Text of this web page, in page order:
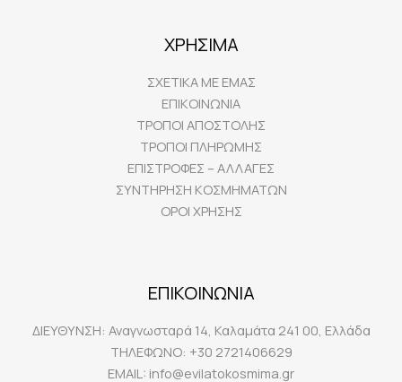
ΧΡΗΣΙΜΑ
ΣΧΕΤΙΚΑ ΜΕ ΕΜΑΣ
ΕΠΙΚΟΙΝΩΝΙΑ
ΤΡΟΠΟΙ ΑΠΟΣΤΟΛΗΣ
ΤΡΟΠΟΙ ΠΛΗΡΩΜΗΣ
ΕΠΙΣΤΡΟΦΕΣ – ΑΛΛΑΓΕΣ
ΣΥΝΤΗΡΗΣΗ ΚΟΣΜΗΜΑΤΩΝ
ΟΡΟΙ ΧΡΗΣΗΣ
ΕΠΙΚΟΙΝΩΝΙΑ
ΔΙΕΥΘΥΝΣΗ: Αναγνωσταρά 14, Καλαμάτα 241 00, Ελλάδα
ΤΗΛΕΦΩΝΟ: +30 2721406629
EMAIL: info@evilatokosmima.gr